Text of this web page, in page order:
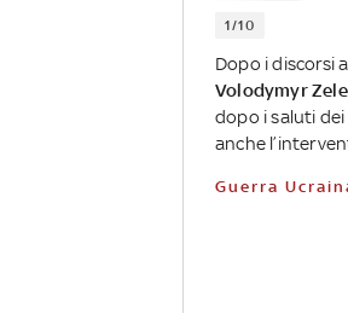
1/10
Dopo i discorsi
Volodymyr
dopo i saluti dei
anche
Guerra